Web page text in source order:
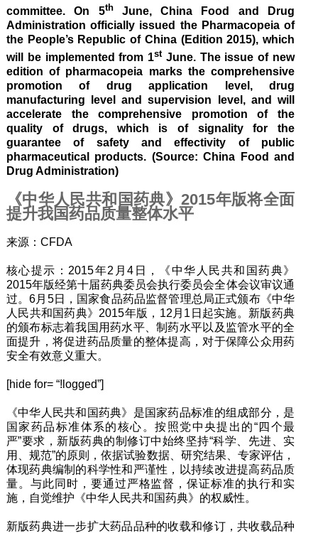
committee. On 5thJune, China Food and Drug
Administration officially issued the Pharmacopeia of
the People’s Republic of China (Edition 2015), which
will be implemented from 1stJune. The issue of new
edition of pharmacopeia marks the comprehensive
promotion of drug application level, drug
manufacturing level and supervision level, and will
accelerate the comprehensive promotion of the
quality of drugs, which is of signality for the
guarantee of safety and effectivity of public
pharmaceutical products. (Source: China Food and
Drug Administration)
《中华人民共和国药典》2015年版将全面
提升我国药品质量整体水平
来源：CFDA
核心提示：2015年2月4日，《中华人民共和国药典》
2015年版经第十届药典委员会执行委员会全体会议审议通
过。6月5日，国家食品药品监督管理总局正式颁布《中华
人民共和国药典》2015年版，12月1日起实施。新版药典
的颁布标志着我国用药水平、制药水平以及监管水平的全
面提升，将促进药品质量的整体提高，对于保障公众用药
安全有效意义重大。
[hide for= “!logged”]
《中华人民共和国药典》是国家药品标准的组成部分，是
国家药品标准体系的核心。按照党中央提出的“四个最
严”要求，新版药典的制修订中始终坚持“科学、先进、实
用、规范”的原则，依据试验数据、研究结果、专家评估，
体现药典编制的科学性和严谨性，以持续改进提高药品质
量。与此同时，要通过严格监督，保证标准的执行和实
施，自觉维护《中华人民共和国药典》的权威性。
新版药典进一步扩大药品品种的收载和修订，共收载品种